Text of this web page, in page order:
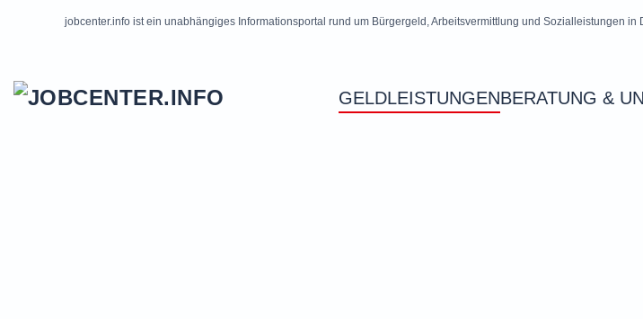
jobcenter.info ist ein unabhängiges Informationsportal rund um Bürgergeld, Arbeitsvermittlung und Sozialleistungen in
GELDLEISTUNGENBERATUNG &